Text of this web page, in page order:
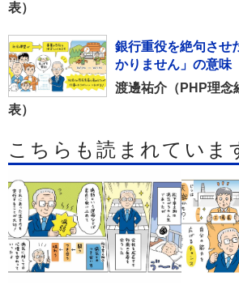
表）
銀行重役を絶句させ
かりません」の意味
渡邊祐介（PHP理念
表）
こちらも読まれていま